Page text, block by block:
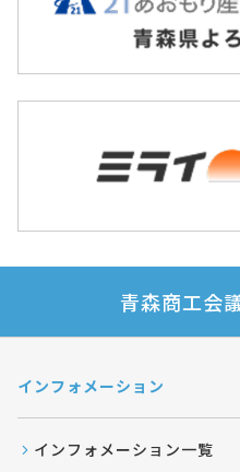
青森商工会
インフォメーション
インフォメーション一覧